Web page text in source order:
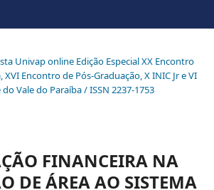
Univap online Edição Especial XX Encontro
Encontro de Pós-Graduação, X INIC Jr e VI
Vale do Paraíba / ISSN 2237-1753
FINANCEIRA NA
DE ÁREA AO SISTEMA